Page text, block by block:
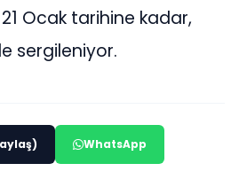
Ocak tarihine kadar,
sergileniyor.
WhatsApp